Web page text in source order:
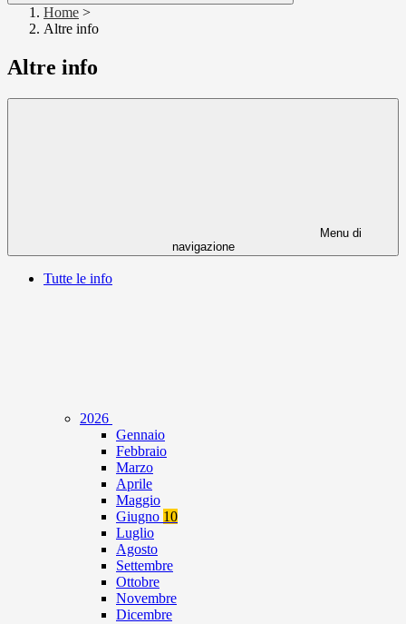
Home >
Altre info
Altre info
Menu di
navigazione
Tutte le info
2026
Gennaio
Febbraio
Marzo
Aprile
Maggio
Giugno 10
Luglio
Agosto
Settembre
Ottobre
Novembre
Dicembre